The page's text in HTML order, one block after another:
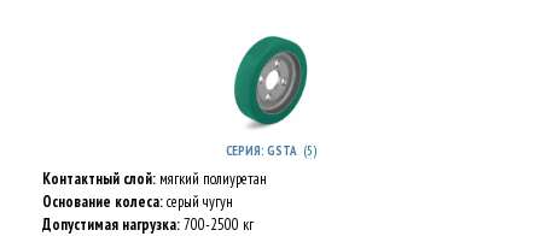
СЕРИЯ: GSTA (5)
Контактный слой: мягкий полиуретан
Основание колеса:серый чугун
Допустимая нагрузка:700-2500 кг